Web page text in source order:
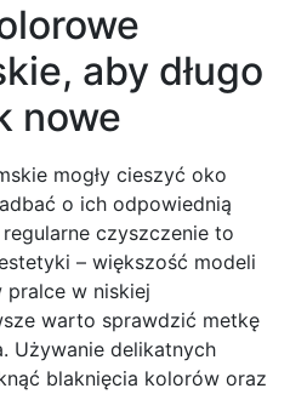
aby długo
nowe
mogły cieszyć oko
o ich odpowiednią
czyszczenie to
– większość modeli
pralce w niskiej
warto sprawdzić metkę
Używanie delikatnych
blaknięcia kolorów oraz